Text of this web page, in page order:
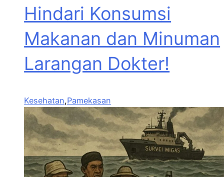
Hindari Konsumsi
Makanan dan Minuman
Larangan Dokter!
Kesehatan,Pamekasan